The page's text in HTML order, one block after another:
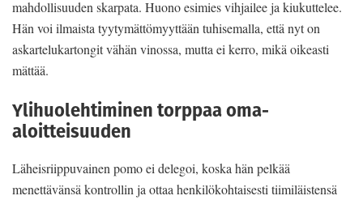
mahdollisuuden skarpata. Huono esimies vihjailee ja kiukuttelee.
Hän voi ilmaista tyytymättömyyttään tuhisemalla, että nyt on
askartelukartongit vähän vinossa, mutta ei kerro, mikä oikeasti
mättää.
Ylihuolehtiminen torppaa oma-
aloitteisuuden
Läheisriippuvainen pomo ei delegoi, koska hän pelkää
menettävänsä kontrollin ja ottaa henkilökohtaisesti tiimiläistensä